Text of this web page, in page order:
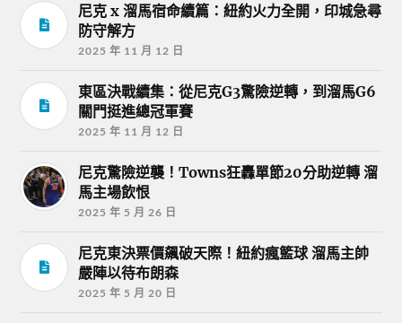
尼克 x 溜馬宿命續篇：紐約火力全開，印城急尋
防守解方
2025 年 11 月 12 日
東區決戰續集：從尼克G3驚險逆轉，到溜馬G6
關門挺進總冠軍賽
2025 年 11 月 12 日
尼克驚險逆襲！Towns狂轟單節20分助逆轉 溜
馬主場飲恨
2025 年 5 月 26 日
尼克東決票價飆破天際！紐約瘋籃球 溜馬主帥
嚴陣以待布朗森
2025 年 5 月 20 日